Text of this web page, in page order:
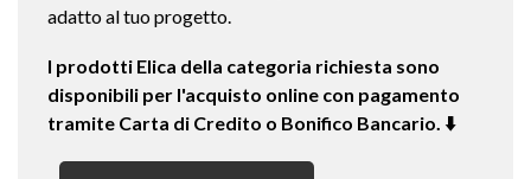
adatto al tuo progetto.
I prodotti Elica della categoria richiesta sono
disponibili per l'acquisto online con pagamento
tramite Carta di Credito o Bonifico Bancario. ⬇️